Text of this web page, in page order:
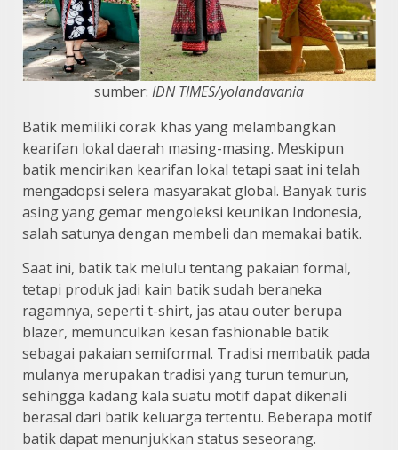
sumber: IDN TIMES/yolandavania
Batik memiliki corak khas yang melambangkan
kearifan lokal daerah masing-masing. Meskipun
batik mencirikan kearifan lokal tetapi saat ini telah
mengadopsi selera masyarakat global. Banyak turis
asing yang gemar mengoleksi keunikan Indonesia,
salah satunya dengan membeli dan memakai batik.
Saat ini, batik tak melulu tentang pakaian formal,
tetapi produk jadi kain batik sudah beraneka
ragamnya, seperti t-shirt, jas atau outer berupa
blazer, memunculkan kesan fashionable batik
sebagai pakaian semiformal. Tradisi membatik pada
mulanya merupakan tradisi yang turun temurun,
sehingga kadang kala suatu motif dapat dikenali
berasal dari batik keluarga tertentu. Beberapa motif
batik dapat menunjukkan status seseorang.